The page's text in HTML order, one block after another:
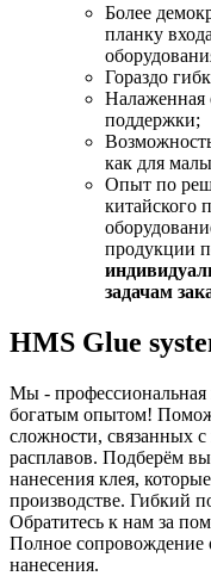
Более
планку
Гораздо
Налаженная
поддержки;
как для
Опыт по
китайского
продукции
задачам
HMS Glue
Мы - профессиональная
богатым опытом!
сложности, связанных
расплавов. Подберём
нанесения клея,
производстве. Гибкий
Обратитесь к нам за
Полное сопровождение
нанесения.